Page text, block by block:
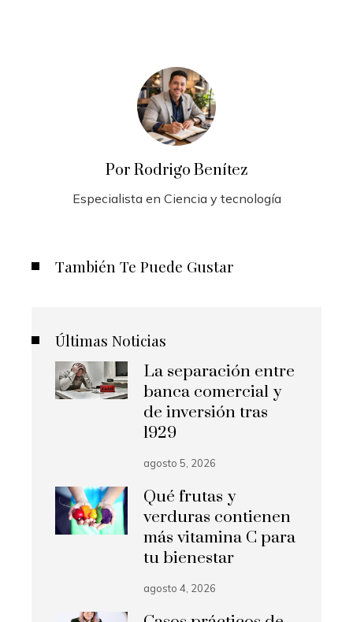
Por Rodrigo Benítez
Especialista en Ciencia y tecnología
También Te Puede Gustar
Últimas Noticias
La separación entre
banca comercial y
de inversión tras
1929
agosto 5, 2026
Qué frutas y
verduras contienen
más vitamina C para
tu bienestar
agosto 4, 2026